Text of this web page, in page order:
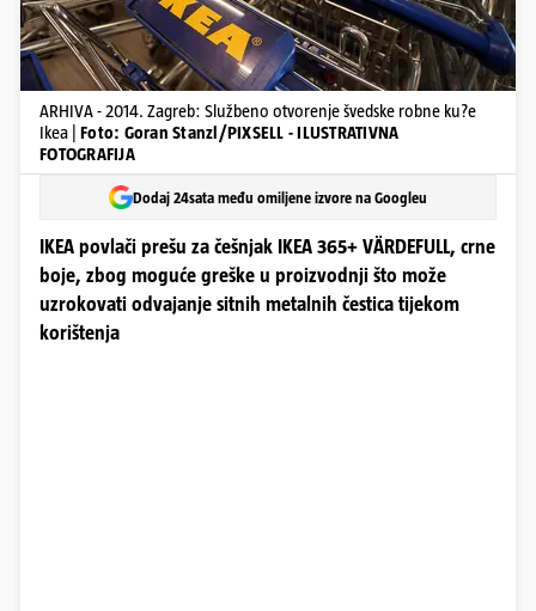
ARHIVA - 2014. Zagreb: Službeno otvorenje švedske robne ku?e
Ikea | Foto: Goran Stanzl/PIXSELL - ILUSTRATIVNA
FOTOGRAFIJA
Dodaj 24sata među omiljene izvore na Googleu
IKEA povlači prešu za češnjak IKEA 365+ VÄRDEFULL, crne
boje, zbog moguće greške u proizvodnji što može
uzrokovati odvajanje sitnih metalnih čestica tijekom
korištenja